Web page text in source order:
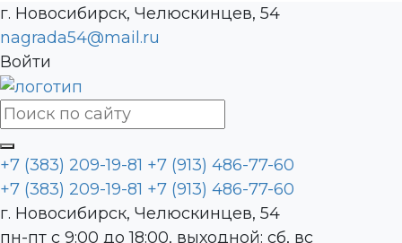
г. Новосибирск, Челюскинцев, 54
nagrada54@mail.ru
Войти
+7 (383) 209-19-81 +7 (913) 486-77-60
+7 (383) 209-19-81 +7 (913) 486-77-60
г. Новосибирск, Челюскинцев, 54
пн-пт с 9:00 до 18:00, выходной: сб, вс